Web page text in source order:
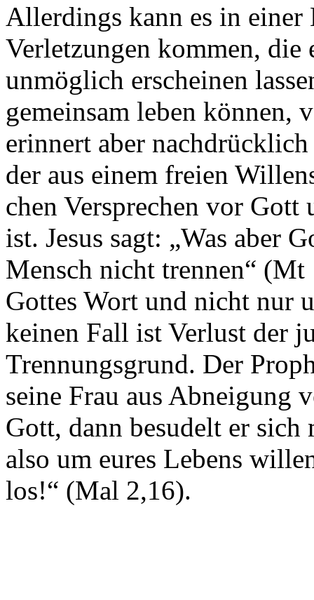
Allerdings kann es in einer
Verletzungen kommen, die
unmöglich erscheinen
gemeinsam leben
erinnert aber
der aus einem freien
chen Versprechen vor Gott
ist. Jesus sagt: „Was aber
Mensch nicht trennen“
Gottes Wort und nicht nur
keinen Fall ist Verlust der
Trennungsgrund. Der
seine Frau aus Abneigung
Gott, dann besudelt er
also um eures Lebens
los!“ (Mal 2,16).